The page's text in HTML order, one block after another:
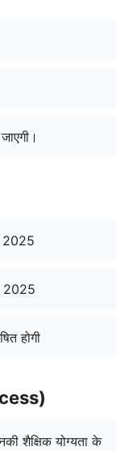
2025
2025
होगी
शैक्षिक योग्यता के